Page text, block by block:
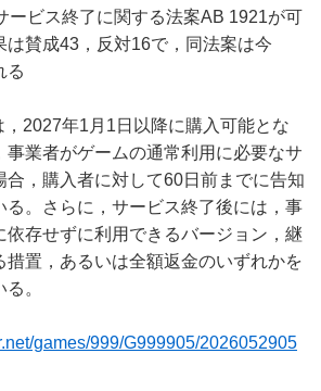
ービス終了に関する法案AB 1921が可
は賛成43，反対16で，同法案は今
る
2027年1月1日以降に購入可能とな
事業者がゲームの通常利用に必要なサ
合，購入者に対して60日前までに告知
る。さらに，サービス終了後には，事
依存せずに利用できるバージョン，継
措置，あるいは全額返金のいずれかを
。
games/999/G999905/2026052905